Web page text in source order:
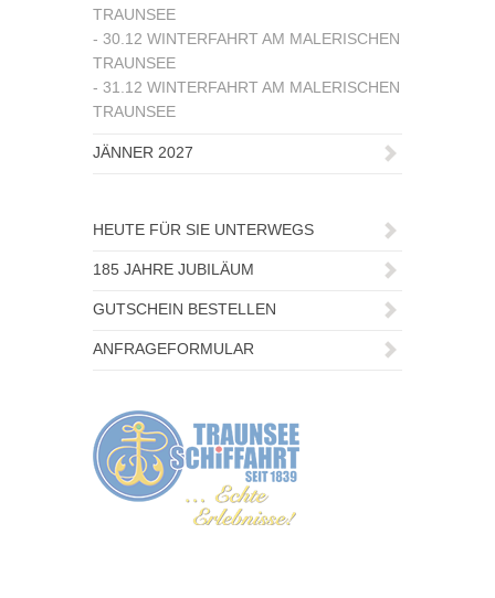
TRAUNSEE
- 30.12 WINTERFAHRT AM MALERISCHEN
TRAUNSEE
- 31.12 WINTERFAHRT AM MALERISCHEN
TRAUNSEE
JÄNNER 2027
HEUTE FÜR SIE UNTERWEGS
185 JAHRE JUBILÄUM
GUTSCHEIN BESTELLEN
ANFRAGEFORMULAR